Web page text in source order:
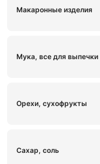
Макаронные изделия
Мука, все для выпечки
Орехи, сухофрукты
Сахар, соль